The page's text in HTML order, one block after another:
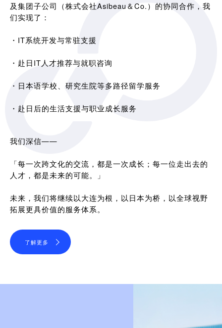
及集团子公司（株式会社Asibeau＆Co.）的协同合作，我
们实现了：
・IT系统开发与常驻支援
・赴日IT人才推荐与就职咨询
・日本语学校、研究生院等多路径留学服务
・赴日后的生活支援与职业成长服务
我们深信——
「每一次跨文化的交流，都是一次成长；每一位走出去的
人才，都是未来的可能。」
未来，我们将继续以大连为根，以日本为桥，以全球视野
拓展更具价值的服务体系。
了解更多